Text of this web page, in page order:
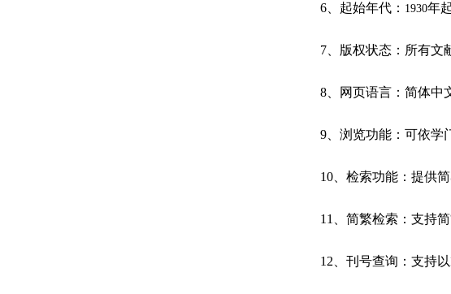
6 、起始年代： 1930年
7 、版权状态：所有
8 、网页语言：简体
9 、浏览功能：可依
10 、检索功能：提供
11 、简繁检索：支持
12 、刊号查询：支持以